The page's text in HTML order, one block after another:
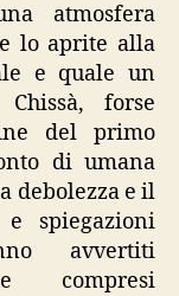
atmosfera
lo aprite alla
e quale un
forse
del primo
di umana
debolezza e il
spiegazioni
avvertiti
compresi